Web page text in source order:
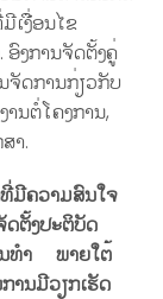
ເງື່ອນໄຂ
ອົງການຈັດຕັ້ງຄູ່
ຈັດການກ່ຽວກັບ
ນຕໍ່ໂຄງການ,
າ.
ມີຄວາມສົນໃຈ
ດຕັ້ງປະຕິບັດ
ນທໍາ ພາຍໃຕ້
ນມີວຽກເຮັດ